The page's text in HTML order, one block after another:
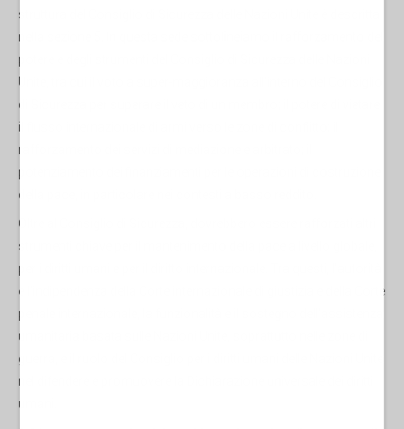
struttura del Consiglio di Sicurezza delle Nazioni Unite è descritta
nella sezione 5. In questa sede sottolineiamo il rafforzamento del
potere e degli strumenti del Consiglio di Sicurezza delle Nazioni
Unite, tra cui il voto a super-maggioranza all'interno del Consiglio
di Sicurezza per superare il veto di un membro; il potere di vietare
il flusso internazionale di armi verso le zone di conflitto; il
rafforzamento dei servizi di mediazione e arbitrato; il
potenziamento dei finanziamenti per le operazioni di costruzione
della pace, in particolare nei contesti a basso reddito.
Oltre al Consiglio di Sicurezza, dovrebbero essere rafforzati altri
strumenti chiave per il mantenimento della pace a livello globale,
per i diritti umani e per il diritto internazionale. Tra questi, l'autorità
e l'indipendenza della Corte internazionale di giustizia e della Corte
penale internazionale, la funzionalità e il sostegno dell'assistenza
umanitaria basata sulle Nazioni Unite, soprattutto nelle zone di
guerra, e il ruolo del Consiglio per i diritti umani delle Nazioni Unite
nel difendere e promuovere la Dichiarazione universale dei diritti
umani.